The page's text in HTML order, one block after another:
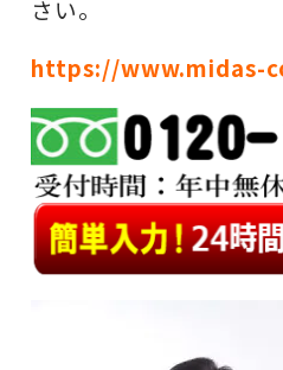
さい。
https://www.midas-